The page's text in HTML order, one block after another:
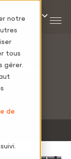
notre
tous
gérer.
de